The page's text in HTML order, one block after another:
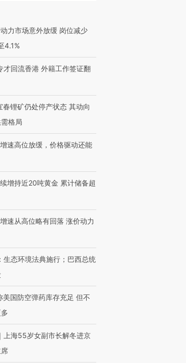
力市场意外放缓 岗位减少
4.1%
才回流香港 外籍工作签证翻
春锂矿仍处停产状态 其动向
格局
速高位放缓，价格驱动还能
增持近20吨黄金 累计储备超
速从高位略有回落 涨价动力
生态环境法典施行；巴西总统
美国防空弹药库存充足 但不
上海55岁女副市长解冬进京